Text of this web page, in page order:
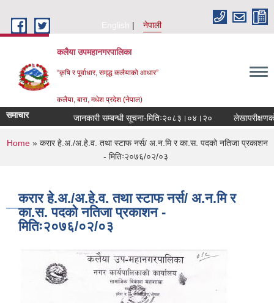
English
नेपाली
कलैया उपमहानगरपालिका
“कृषि र पूर्वाधार, समृद्ध कलैयाको आधार”
कलैया, बारा, मधेश प्रदेश (नेपाल)
समाचार जानकारी सम्बन्धी सूचना-मितिः२०८३।०४।२० लेखापरीक्षणको
You are here
Home» करार हे.अ./अ.हे.व. तथा स्टाफ नर्स/ अ.न.मि र का.स. पदको नतिजा प्रकाशन
- मितिः२०७६/०२/०३
करार हे.अ./अ.हे.व. तथा स्टाफ नर्स/ अ.न.मि र
का.स. पदको नतिजा प्रकाशन -
मितिः२०७६/०२/०३